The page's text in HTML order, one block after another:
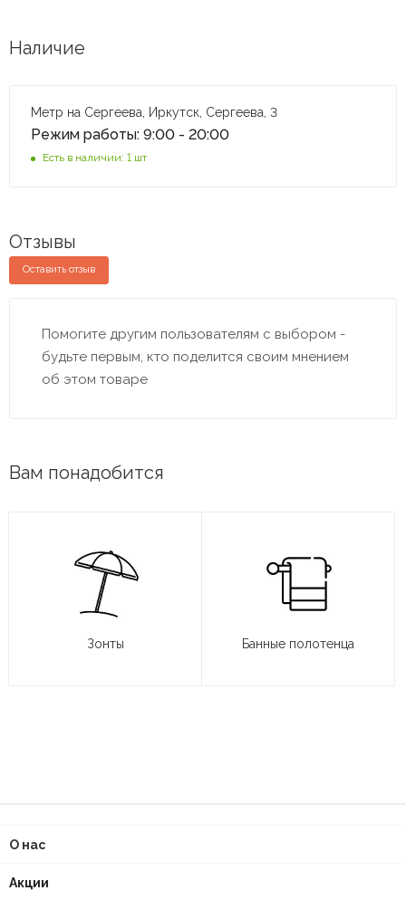
Наличие
Метр на Сергеева, Иркутск, Сергеева, 3
Режим работы: 9:00 - 20:00
Есть в наличии: 1 шт
Отзывы
Оставить отзыв
Помогите другим пользователям с выбором -
будьте первым, кто поделится своим мнением
об этом товаре
Вам понадобится
Зонты Банные полотенца
О нас
Акции